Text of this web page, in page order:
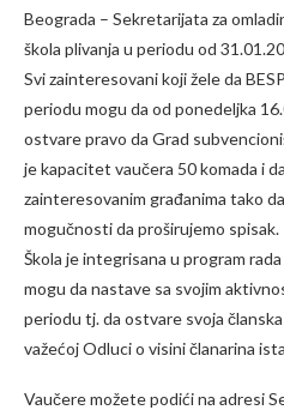
Beograda – Sekretarijata za
škola plivanja u periodu od
Svi zainteresovani koji žele da
periodu mogu da od ponedeljka
ostvare pravo da Grad
je kapacitet vaučera 50 komada i
zainteresovanim građanima tako
mogučnosti da proširujemo spisak.
Škola je integrisana u program
mogu da nastave sa svojim
periodu tj. da ostvare svoja
važećoj Odluci o visini članarina
Vaučere možete podići na adresi